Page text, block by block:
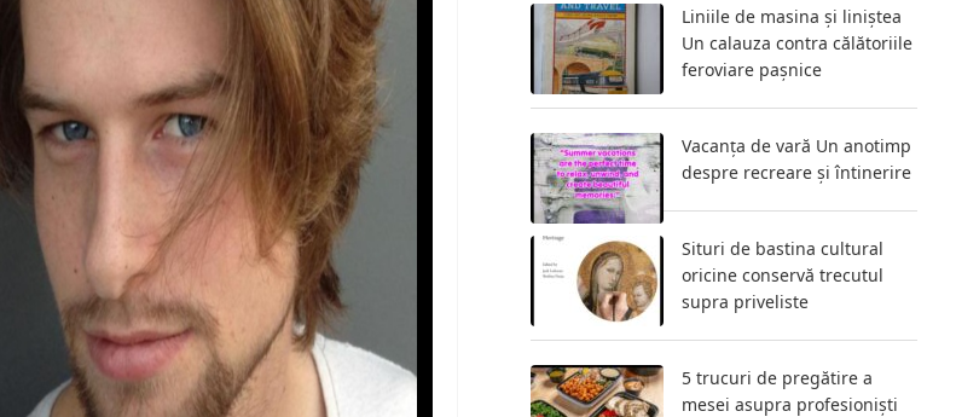
Liniile de masina și liniștea
Un calauza contra călătoriile
feroviare pașnice
Vacanța de vară Un anotimp
despre recreare și întinerire
Situri de bastina cultural
oricine conservă trecutul
supra priveliste
5 trucuri de pregătire a
mesei asupra profesioniști